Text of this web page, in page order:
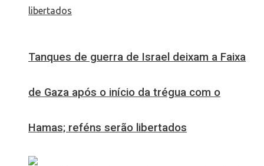
Tanques de guerra de Israel deixam a Faixa
de Gaza após o início da trégua com o
Hamas; reféns serão libertados